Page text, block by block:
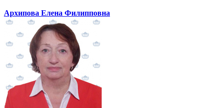
Архипова Елена Филипповна